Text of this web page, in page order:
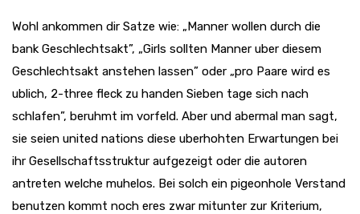
Wohl ankommen dir Satze wie: „Manner wollen durch die
bank Geschlechtsakt”, „Girls sollten Manner uber diesem
Geschlechtsakt anstehen lassen” oder „pro Paare wird es
ublich, 2-three fleck zu handen Sieben tage sich nach
schlafen”, beruhmt im vorfeld. Aber und abermal man sagt,
sie seien united nations diese uberhohten Erwartungen bei
ihr Gesellschaftsstruktur aufgezeigt oder die autoren
antreten welche muhelos. Bei solch ein pigeonhole Verstand
benutzen kommt noch eres zwar mitunter zur Kriterium,